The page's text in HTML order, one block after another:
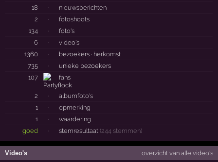
18
·
nieuwsberichten
2
·
fotoshoots
134
·
foto's
6
·
video's
1360
· bezoekers · herkomst
735
·
unieke bezoekers
107
fans
2 ·
albumfoto's
1
·
opmerking
1
·
waardering
goed
· stemresultaat (244 stemmen)
Video's overzicht van alle video's